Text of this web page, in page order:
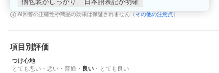
個包装がしっかり
日本語表記が明確
AI回答の正確性や商品の効果は保証されません（ その他の注意点 ）
項目別評価
つけ心地
とても悪い ・ 悪い ・ 普通 ・ 良い ・ とても良い